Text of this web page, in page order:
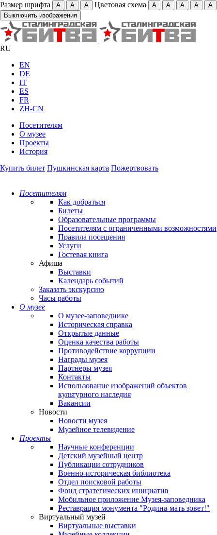
Размер шрифта А А А Цветовая схема А А А А
А
Выключить изображения
RU
EN
DE
IT
ES
FR
ZH-CN
Посетителям
О музее
Проекты
История
Купить билет Пушкинская карта Пожертвовать
Посетителям
Как добраться
Билеты
Образовательные программы
Посетителям с ограниченными возможностями
Правила посещения
Услуги
Гостевая книга
Афиша
Выставки
Календарь событий
Заказать экскурсию
Часы работы
О музее
О музее-заповеднике
Историческая справка
Открытые данные
Оценка качества работы
Противодействие коррупции
Награды музея
Партнеры музея
Контакты
Использование изображений объектов
культурного наследия
Вакансии
Новости
Новости музея
Музейное телевидение
Проекты
Научные конференции
Детский музейный центр
Публикации сотрудников
Военно-историческая библиотека
Отдел поисковой работы
Фонд стратегических инициатив
Мобильное приложение Музея-заповедника
Реставрация монумента "Родина-мать зовет!"
Виртуальный музей
Виртуальные выставки